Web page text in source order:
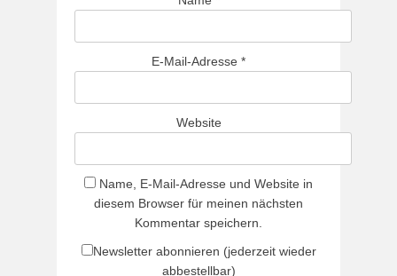
E-Mail-Adresse *
Website
Name, E-Mail-Adresse und Website in
diesem Browser für meinen nächsten
Kommentar speichern.
Newsletter abonnieren (jederzeit wieder
abbestellbar)